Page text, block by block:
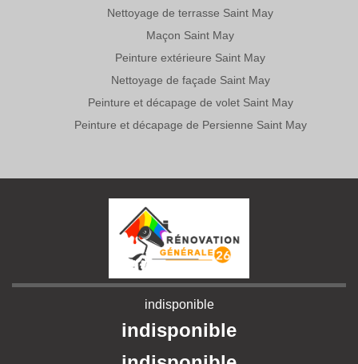
Nettoyage de terrasse Saint May
Maçon Saint May
Peinture extérieure Saint May
Nettoyage de façade Saint May
Peinture et décapage de volet Saint May
Peinture et décapage de Persienne Saint May
indisponible
indisponible